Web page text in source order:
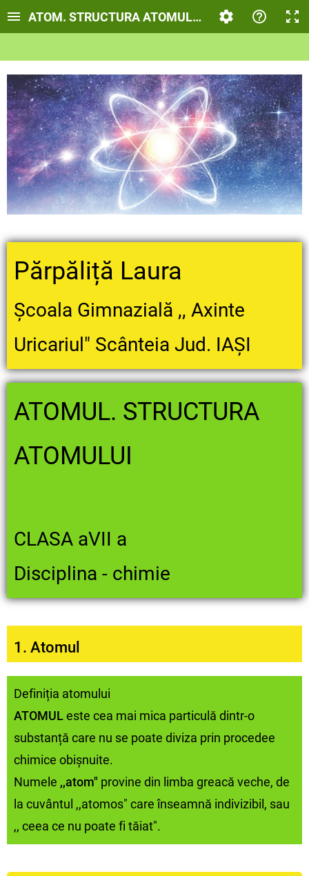
ATOM. STRUCTURA ATOMULUI
Părpăliță Laura
Școala Gimnazială ,, Axinte
Uricariul" Scânteia Jud. IAȘI
ATOMUL. STRUCTURA
ATOMULUI
CLASA aVII a
Disciplina - chimie
1. Atomul
Definiția atomului
ATOMULeste cea mai mica particulă dintr-o
substanță care nu se poate diviza prin procedee
chimice obișnuite.
Numele ,,atom" provine din limba greacă veche, de
la cuvântul ,,atomos" care înseamnă indivizibil, sau
,, ceea ce nu poate fi tăiat".